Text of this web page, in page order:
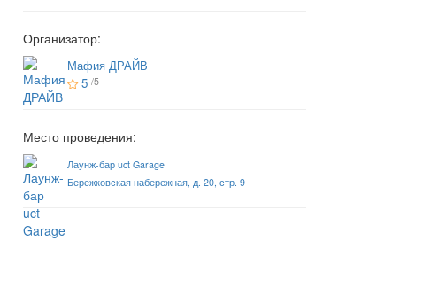
Организатор:
Мафия ДРАЙВ
5 /5
Место проведения:
Лаунж-бар uct Garage
Бережковская набережная, д. 20, стр. 9